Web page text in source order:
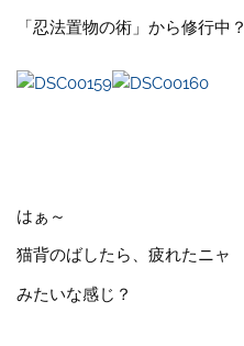
「忍法置物の術」から修行中？
はぁ～
猫背のばしたら、疲れたニャ
みたいな感じ？